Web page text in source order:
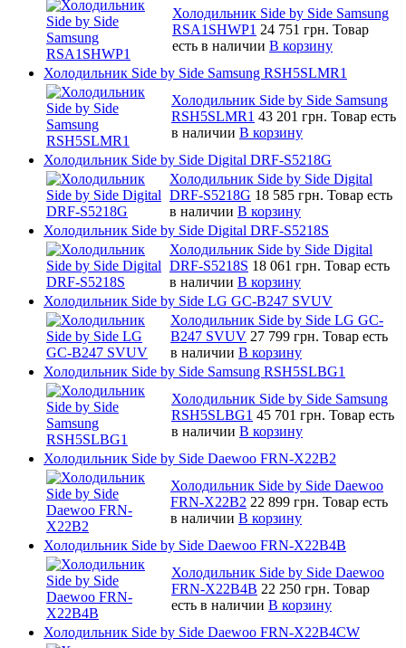
Холодильник Side by Side Samsung
RSA1SHWP1 24 751 грн. Товар
есть в наличии В корзину
Холодильник Side by Side Samsung RSH5SLMR1
Холодильник Side by Side Samsung
RSH5SLMR1 43 201 грн. Товар есть
в наличии В корзину
Холодильник Side by Side Digital DRF-S5218G
Холодильник Side by Side Digital
DRF-S5218G 18 585 грн. Товар есть
в наличии В корзину
Холодильник Side by Side Digital DRF-S5218S
Холодильник Side by Side Digital
DRF-S5218S 18 061 грн. Товар есть
в наличии В корзину
Холодильник Side by Side LG GC-B247 SVUV
Холодильник Side by Side LG GC-
B247 SVUV 27 799 грн. Товар есть
в наличии В корзину
Холодильник Side by Side Samsung RSH5SLBG1
Холодильник Side by Side Samsung
RSH5SLBG1 45 701 грн. Товар есть
в наличии В корзину
Холодильник Side by Side Daewoo FRN-X22B2
Холодильник Side by Side Daewoo
FRN-X22B2 22 899 грн. Товар есть
в наличии В корзину
Холодильник Side by Side Daewoo FRN-X22B4B
Холодильник Side by Side Daewoo
FRN-X22B4B 22 250 грн. Товар
есть в наличии В корзину
Холодильник Side by Side Daewoo FRN-X22B4CW